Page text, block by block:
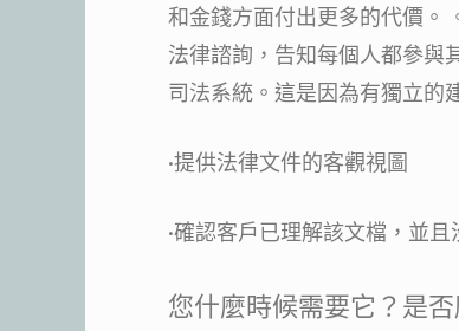
和金錢方面付出更多的代價。
法律諮詢，告知每個人都參與
司法系統。這是因為有獨立的
·提供法律文件的客觀視圖
·確認客戶已理解該文檔，並
您什麼時候需要它？是